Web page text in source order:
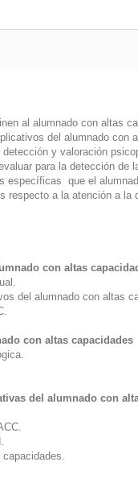
al alumnado con altas
del alumnado con
y valoración
para la detección
específicas que el
respecto a la atención a
con altas
del alumnado con altas
con altas capacidades
del alumnado con